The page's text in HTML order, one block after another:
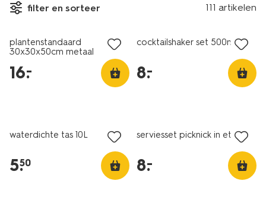
filter en sorteer 111 artikelen
solden
plantenstandaard
30x30x50cm metaal
16.
–
cocktailshaker set 500ml rvs
8.
–
waterdichte tas 10L
5.
50
serviesset picknick in etui
8.
–